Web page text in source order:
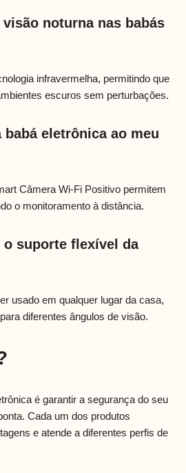
noturna nas babás
infravermelha, permitindo que
escuros sem perturbações.
babá eletrônica ao meu
Câmera Wi-Fi Positivo permitem
o monitoramento à distância.
o suporte flexível da
usado em qualquer lugar da casa,
diferentes ângulos de visão.
é garantir a segurança do seu
Cada um dos produtos
e atende a diferentes perfis de